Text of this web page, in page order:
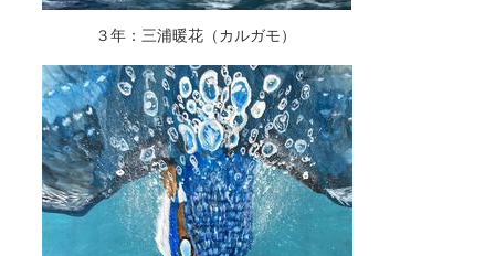
３年：三浦暖花（カルガモ）